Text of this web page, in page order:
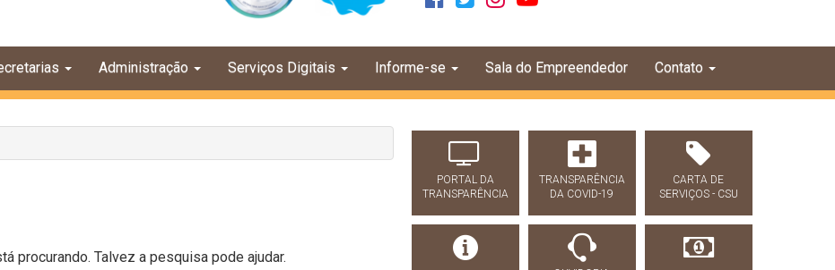
Administração Serviços Digitais Informe-se Sala do Empreendedor Contato
procurando. Talvez a pesquisa pode ajudar.
PORTAL DA
TRANSPARÊNCIA
TRANSPARÊNCIA
DA COVID-19
CARTA DE
SERVIÇOS - CSU